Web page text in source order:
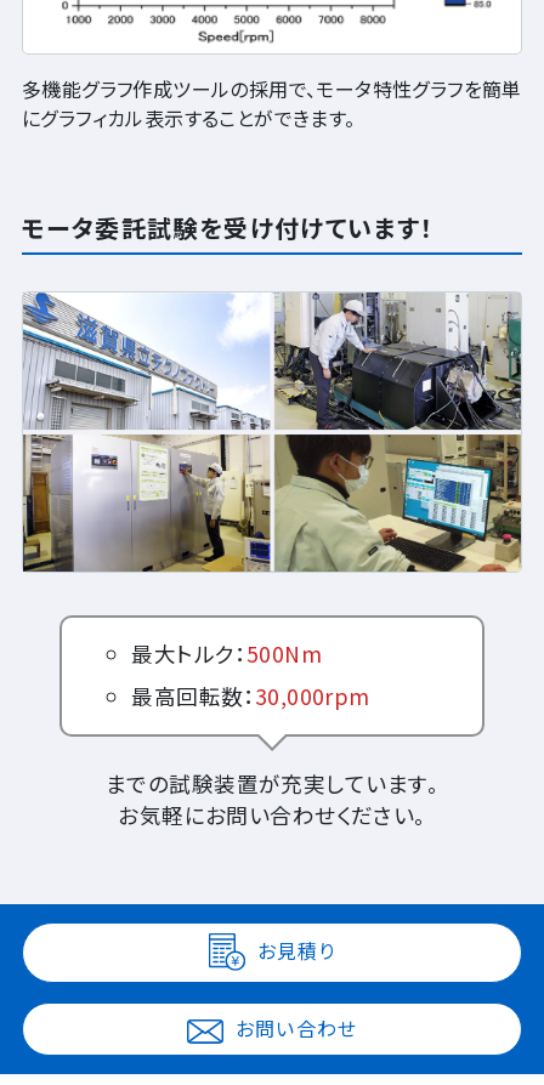
多機能グラフ作成ツールの採用で、モータ特性グラフを簡単
にグラフィカル表示することができます。
モータ委託試験を受け付けています！
最大トルク： 500Nm
最高回転数： 30,000rpm
までの試験装置が充実しています。
お気軽にお問い合わせください。
お見積り
お問い合わせ